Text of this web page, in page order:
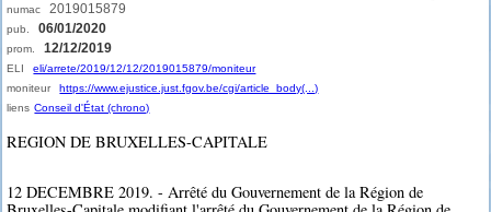
numac 2019015879
pub. 06/01/2020
prom. 12/12/2019
ELI
eli/arrete/2019/12/12/2019015879/moniteur
moniteur
https://www.ejustice.just.fgov.be/cgi/article_body(...)
liens Conseil d'État (chrono)
REGION DE BRUXELLES-CAPITALE
12 DECEMBRE 2019. - Arrêté du Gouvernement de la Région de